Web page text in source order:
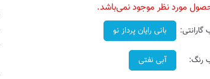
مورد نظر موجود نمی‌باشد.
گارانتی: بانی رایان پرداز نو
رنگ: آبی نفتی